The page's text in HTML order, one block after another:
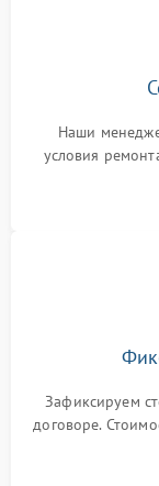
Наши
условия
Зафиксируем
договоре.